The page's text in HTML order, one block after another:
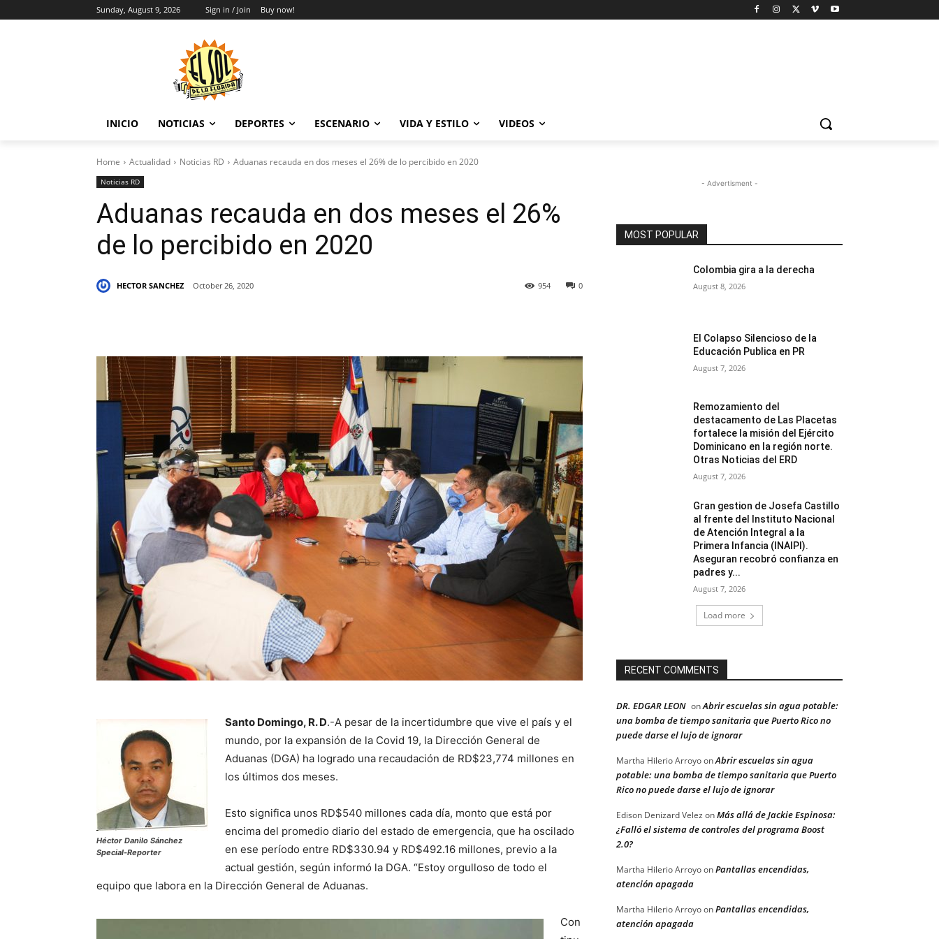
Sunday, August 9, 2026 Sign in / Join Buy now!
INICIO NOTICIAS DEPORTES ESCENARIO VIDA Y ESTILO VIDEOS
Home Actualidad Noticias RD Aduanas recauda en dos meses el 26% de lo percibido en 2020
Noticias RD
Aduanas recauda en dos meses el 26%
de lo percibido en 2020
HECTOR SANCHEZ October 26, 2020 0
954
Héctor Danilo Sánchez
Special-Reporter
Santo Domingo, R. D.-A pesar de la incertidumbre que vive el país y el
mundo, por la expansión de la Co­vid 19, la Dirección Gene­ral de
Aduanas (DGA) ha lo­grado una recaudación de RD$23,774 millones en
los últimos dos meses.
Esto significa unos RD$540 millones cada día, monto que está por
encima del promedio diario del es­tado de emergencia, que ha oscilado
en ese período en­tre RD$330.94 y RD$492.16 millones, previo a la
actual gestión, según informó la DGA. “Estoy orgulloso de to­do el
equipo que labora en la Dirección General de Adua­nas.
Con
- Advertisment -
MOST POPULAR
Colombia gira a la derecha
August 8, 2026
El Colapso Silencioso de la
Educación Publica en PR
August 7, 2026
Remozamiento del
destacamento de Las Placetas
fortalece la misión del Ejército
Dominicano en la región norte.
Otras Noticias del ERD
August 7, 2026
Gran gestion de Josefa Castillo
al frente del Instituto Nacional
de Atención Integral a la
Primera Infancia (INAIPI).
Aseguran recobró confianza en
padres y...
August 7, 2026
Load more
RECENT COMMENTS
DR. EDGAR LEON onAbrir escuelas sin agua potable:
una bomba de tiempo sanitaria que Puerto Rico no
puede darse el lujo de ignorar
Martha Hilerio ArroyoonAbrir escuelas sin agua
potable: una bomba de tiempo sanitaria que Puerto
Rico no puede darse el lujo de ignorar
Edison Denizard Velez onMás allá de Jackie Espinosa:
¿Falló el sistema de controles del programa Boost
2.0?
Martha Hilerio ArroyoonPantallas encendidas,
atención apagada
Martha Hilerio ArroyoonPantallas encendidas,
atención apagada